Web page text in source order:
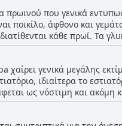
μόλις 10 λεπτά
διευκολύνει
και ακόμη και
που γενικά
ποικίλο, άφθονο και
κάθε πρωί. Τα
τα πολύ καλά ή
ότι η επιλογή θα
η συνολική
που καλύπτουν καλά τα
χαίρει γενικά μεγάλης
ιδιαίτερα το
ως νόστιμη και ακόμη
του δείπνου τους.
αποκορύφωμα και